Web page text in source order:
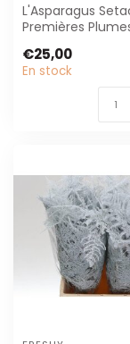
L'Asparagus
Premières
aérées et vertes...
€25,00
En stock